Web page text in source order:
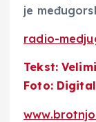
je
radio-
Tekst:
Foto: